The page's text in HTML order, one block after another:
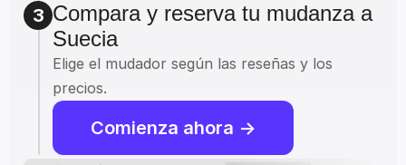
3 Compara y reserva tu mudanza a
Suecia
Elige el mudador según las reseñas y los
precios.
Comienza ahora ->